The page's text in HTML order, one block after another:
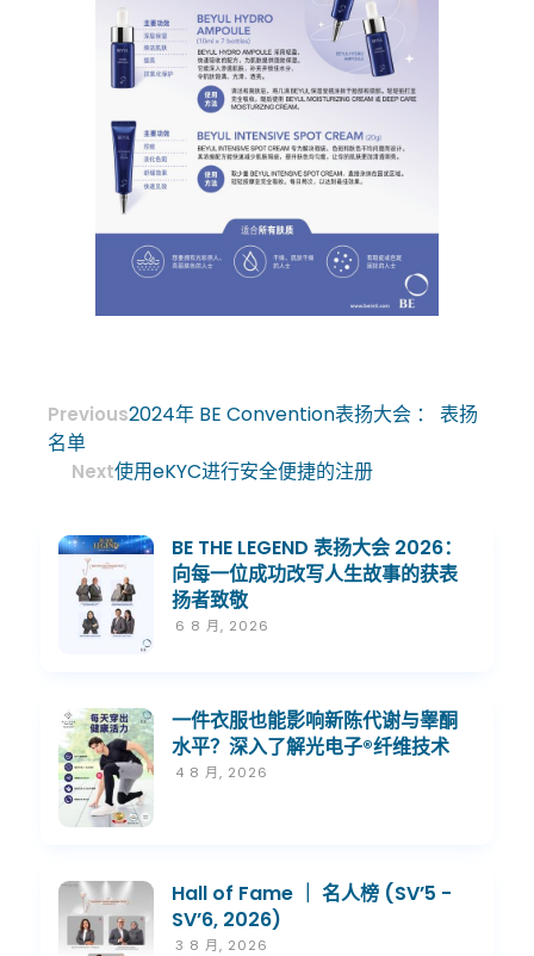
Previous2024年 BE Convention表扬大会 ： 表扬
名单
Next使用eKYC进行安全便捷的注册
BE THE LEGEND 表扬大会 2026：
向每一位成功改写人生故事的获表
扬者致敬
6 8 月, 2026
一件衣服也能影响新陈代谢与睾酮
水平？深入了解光电子®纤维技术
4 8 月, 2026
Hall of Fame ｜ 名人榜 (SV’5 -
SV’6, 2026)
3 8 月, 2026